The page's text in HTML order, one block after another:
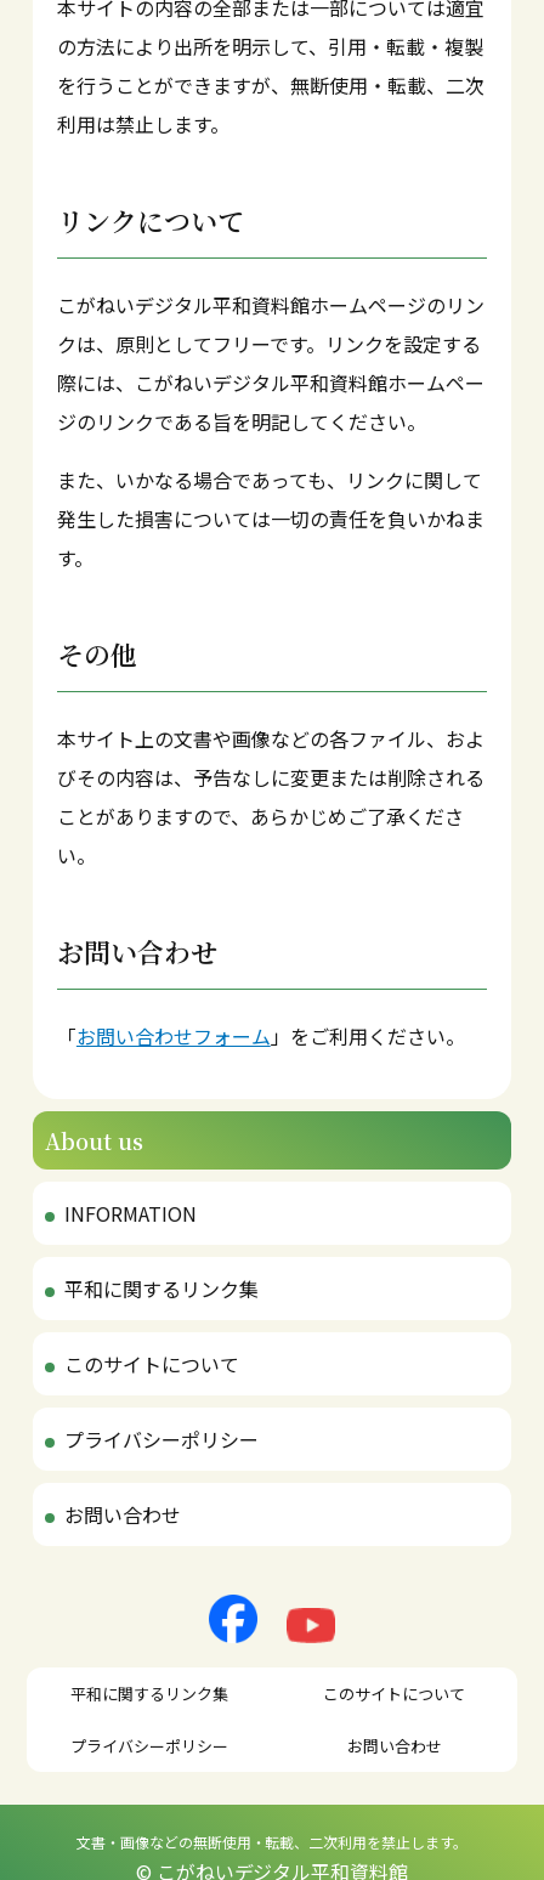
本サイトの内容の全部または一部については適宜
の方法により出所を明示して、引用・転載・複製
を行うことができますが、無断使用・転載、二次
利用は禁止します。
リンクについて
こがねいデジタル平和資料館ホームページのリン
クは、原則としてフリーです。リンクを設定する
際には、こがねいデジタル平和資料館ホームペー
ジのリンクである旨を明記してください。
また、いかなる場合であっても、リンクに関して
発生した損害については一切の責任を負いかねま
す。
その他
本サイト上の文書や画像などの各ファイル、およ
びその内容は、予告なしに変更または削除される
ことがありますので、あらかじめご了承くださ
い。
お問い合わせ
「お問い合わせフォーム」をご利用ください。
About us
INFORMATION
平和に関するリンク集
このサイトについて
プライバシーポリシー
お問い合わせ
平和に関するリンク集 このサイトについて
プライバシーポリシー お問い合わせ
文書・画像などの無断使用・転載、二次利用を禁止します。
© こがねいデジタル平和資料館